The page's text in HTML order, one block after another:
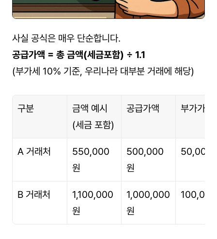
사실 공식은 매우 단순합니다.
공급가액 = 총 금액(세금포함) ÷ 1.1
(부가세 10% 기준, 우리나라 대부분 거래에 해당)
구분
금액 예시
(세금 포함)
공급가액 부가가치
A 거래처
550,000
원
500,000
원
50,000
B 거래처
1,100,000
원
1,000,000
원